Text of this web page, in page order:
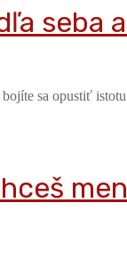
seba
sa opustiť